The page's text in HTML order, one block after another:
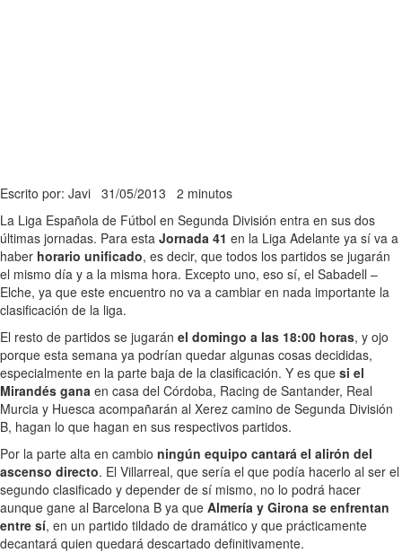
Escrito por: Javi 31/05/2013 2 minutos
La Liga Española de Fútbol en Segunda División entra en sus dos
últimas jornadas. Para esta Jornada 41 en la Liga Adelante ya sí va a
haber horario unificado, es decir, que todos los partidos se jugarán
el mismo día y a la misma hora. Excepto uno, eso sí, el Sabadell –
Elche, ya que este encuentro no va a cambiar en nada importante la
clasificación de la liga.
El resto de partidos se jugarán el domingo a las 18:00 horas, y ojo
porque esta semana ya podrían quedar algunas cosas decididas,
especialmente en la parte baja de la clasificación. Y es que si el
Mirandés gana en casa del Córdoba, Racing de Santander, Real
Murcia y Huesca acompañarán al Xerez camino de Segunda División
B, hagan lo que hagan en sus respectivos partidos.
Por la parte alta en cambio ningún equipo cantará el alirón del
ascenso directo. El Villarreal, que sería el que podía hacerlo al ser el
segundo clasificado y depender de sí mismo, no lo podrá hacer
aunque gane al Barcelona B ya que Almería y Girona se enfrentan
entre sí, en un partido tildado de dramático y que prácticamente
decantará quien quedará descartado definitivamente.